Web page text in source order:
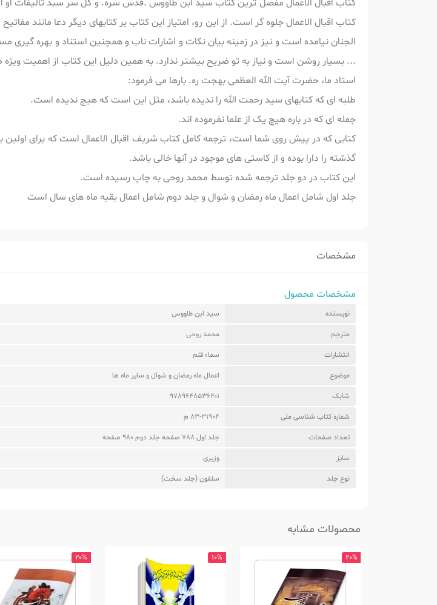
کتاب اقبال الاعمال مفصل ترین کتاب سید ابن طاووس .قدس سره. و گل سر سبد تألیفات او
کتاب اقبال الاعمال جلوه گر است. از این رو، امتیاز این کتاب بر کتابهای دیگر دعا مانند
الجنان نیامده است و نیز در زمینه بیان نکات و اشارات ناب و همچنین استناد و بهره
... بسیار روشن است و نیاز به تو ضریح بیشتر ندارد. به همین دلیل این کتاب از اهمیت ویژه
استاد ما، حضرت آیت الله العظمی بهجت ره. بارها می فرمود:
طلبه ای که کتابهای سید رحمت الله را ندیده باشد، مثل این است که هیچ ندیده است.
جمله ای که در باره هیچ یک از علما نفرموده اند.
کتابی که در پیش روی شما است، ترجمه کامل کتاب شریف اقبال الاعمال است که برای
گذشته را دارا بوده و از کاستی های موجود در آنها خالی باشد.
این کتاب در دو جلد ترجمه شده توسط محمد روحی به چاپ رسیده است.
جلد اول شامل اعمال ماه رمضان و شوال و جلد دوم شامل اعمال بقیه ماه های سال است
مشخصات
مشخصات محصول
نویسنده سید ابن طاووس
مترجم محمد روحی
انتشارات سماء قلم
موضوع اعمال ماه رمضان و شوال و سایر ماه ها
شابک 9789648536201
شماره کتاب شناسی ملی 83-31904 م
تعداد صفحات جلد اول 788 صفحه جلد دوم 980 صفحه
سایز وزیری
نوع جلد سلفون (جلد سخت)
محصولات مشابه
20%
10%
20%